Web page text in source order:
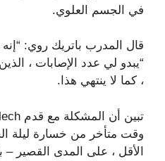
في الجسم العلوي.
قال المدرب باتريك روي:
“يبدو لي عدد الإصابات ،
، كما لا ينتهي هذا.
وقت متأخر من خسارة ليلة
الأقل ، على المدى القصير